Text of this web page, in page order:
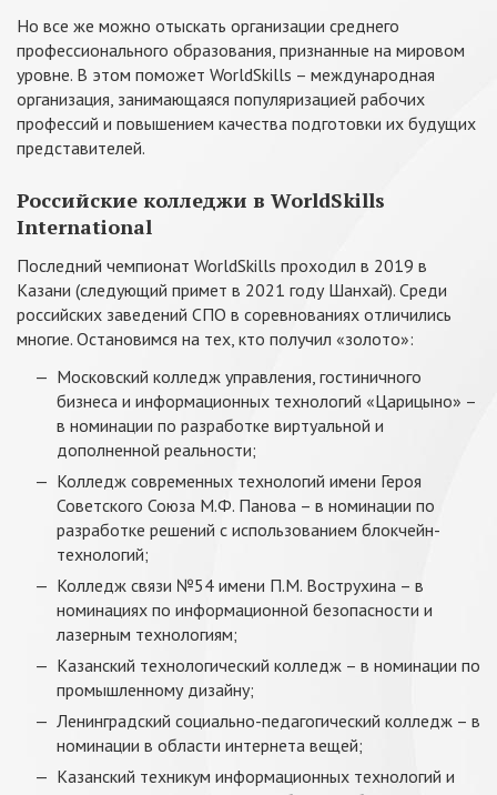
Но все же можно отыскать организации среднего
профессионального образования, признанные на мировом
уровне. В этом поможет WorldSkills – международная
организация, занимающаяся популяризацией рабочих
профессий и повышением качества подготовки их будущих
представителей.
Российские колледжи в WorldSkills
International
Последний чемпионат WorldSkills проходил в 2019 в
Казани (следующий примет в 2021 году Шанхай). Среди
российских заведений СПО в соревнованиях отличились
многие. Остановимся на тех, кто получил «золото»:
Московский колледж управления, гостиничного
бизнеса и информационных технологий «Царицыно» –
в номинации по разработке виртуальной и
дополненной реальности;
Колледж современных технологий имени Героя
Советского Союза М.Ф. Панова – в номинации по
разработке решений с использованием блокчейн-
технологий;
Колледж связи №54 имени П.М. Вострухина – в
номинациях по информационной безопасности и
лазерным технологиям;
Казанский технологический колледж – в номинации по
промышленному дизайну;
Ленинградский социально-педагогический колледж – в
номинации в области интернета вещей;
Казанский техникум информационных технологий и